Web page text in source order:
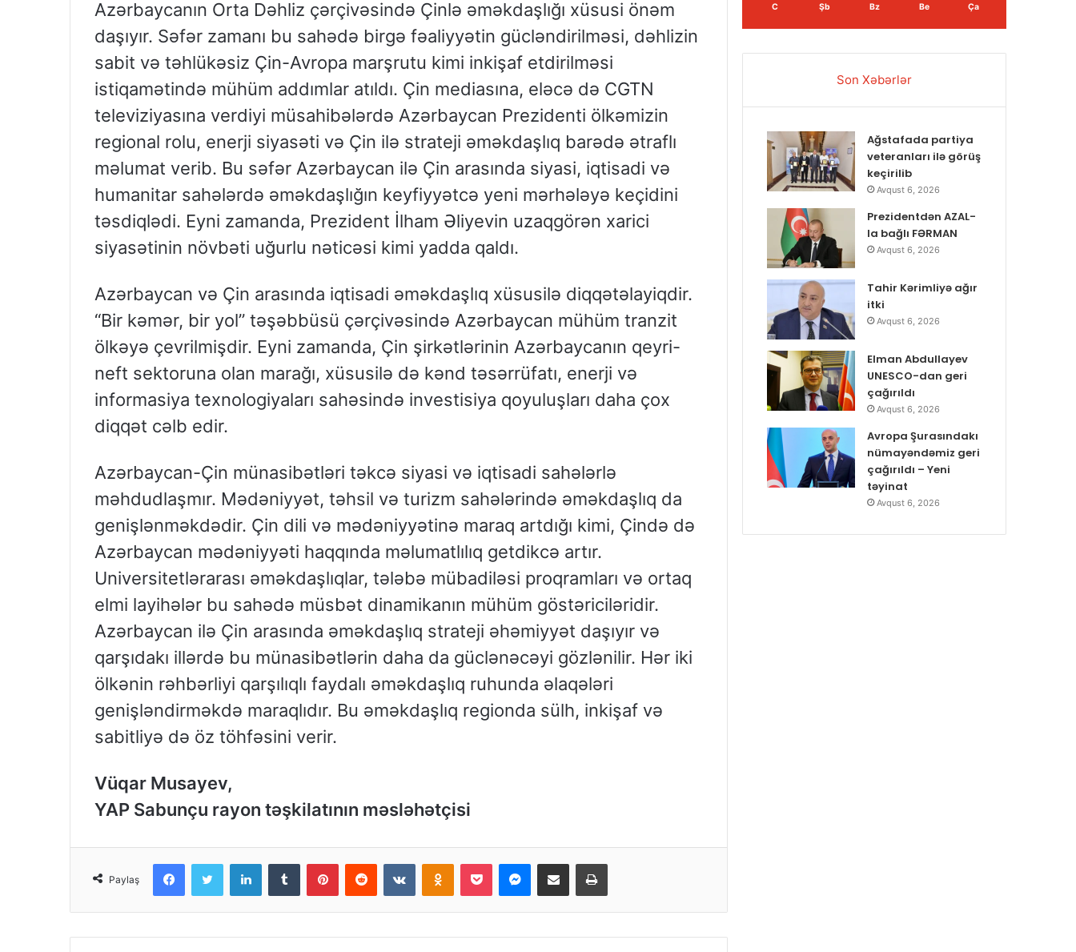
Azərbaycanın Orta Dəhliz çərçivəsində Çinlə əməkdaşlığı xüsusi önəm
daşıyır. Səfər zamanı bu sahədə birgə fəaliyyətin gücləndirilməsi, dəhlizin
sabit və təhlükəsiz Çin-Avropa marşrutu kimi inkişaf etdirilməsi
istiqamətində mühüm addımlar atıldı. Çin mediasına, eləcə də CGTN
televiziyasına verdiyi müsahibələrdə Azərbaycan Prezidenti ölkəmizin
regional rolu, enerji siyasəti və Çin ilə strateji əməkdaşlıq barədə ətraflı
məlumat verib. Bu səfər Azərbaycan ilə Çin arasında siyasi, iqtisadi və
humanitar sahələrdə əməkdaşlığın keyfiyyətcə yeni mərhələyə keçidini
təsdiqlədi. Eyni zamanda, Prezident İlham Əliyevin uzaqgörən xarici
siyasətinin növbəti uğurlu nəticəsi kimi yadda qaldı.
Azərbaycan və Çin arasında iqtisadi əməkdaşlıq xüsusilə diqqətəlayiqdir.
“Bir kəmər, bir yol” təşəbbüsü çərçivəsində Azərbaycan mühüm tranzit
ölkəyə çevrilmişdir. Eyni zamanda, Çin şirkətlərinin Azərbaycanın qeyri-
neft sektoruna olan marağı, xüsusilə də kənd təsərrüfatı, enerji və
informasiya texnologiyaları sahəsində investisiya qoyuluşları daha çox
diqqət cəlb edir.
Azərbaycan-Çin münasibətləri təkcə siyasi və iqtisadi sahələrlə
məhdudlaşmır. Mədəniyyət, təhsil və turizm sahələrində əməkdaşlıq da
genişlənməkdədir. Çin dili və mədəniyyətinə maraq artdığı kimi, Çində də
Azərbaycan mədəniyyəti haqqında məlumatlılıq getdikcə artır.
Universitetlərarası əməkdaşlıqlar, tələbə mübadiləsi proqramları və ortaq
elmi layihələr bu sahədə müsbət dinamikanın mühüm göstəriciləridir.
Azərbaycan ilə Çin arasında əməkdaşlıq strateji əhəmiyyət daşıyır və
qarşıdakı illərdə bu münasibətlərin daha da güclənəcəyi gözlənilir. Hər iki
ölkənin rəhbərliyi qarşılıqlı faydalı əməkdaşlıq ruhunda əlaqələri
genişləndirməkdə maraqlıdır. Bu əməkdaşlıq regionda sülh, inkişaf və
sabitliyə də öz töhfəsini verir.
Vüqar Musayev,
YAP Sabunçu rayon təşkilatının məsləhətçisi
Paylaş
C Şb Bz Be Ça
Son Xəbərlər
Ağstafada partiya
veteranları ilə görüş
keçirilib
Avqust 6, 2026
Prezidentdən AZAL-
la bağlı FƏRMAN
Avqust 6, 2026
Tahir Kərimliyə ağır
itki
Avqust 6, 2026
Elman Abdullayev
UNESCO-dan geri
çağırıldı
Avqust 6, 2026
Avropa Şurasındakı
nümayəndəmiz geri
çağırıldı – Yeni
təyinat
Avqust 6, 2026